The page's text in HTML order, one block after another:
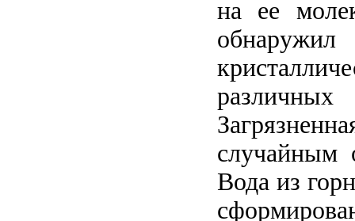
на ее
случайным
Вода из